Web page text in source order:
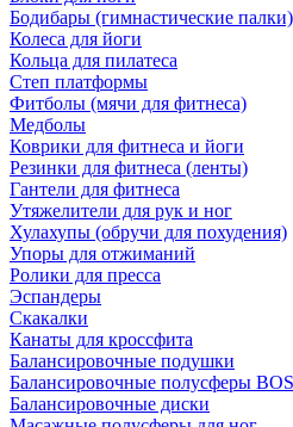
Бодибары (гимнастические палки)
Колеса для йоги
Кольца для пилатеса
Степ платформы
Фитболы (мячи для фитнеса)
Медболы
Коврики для фитнеса и йоги
Резинки для фитнеса (ленты)
Гантели для фитнеса
Утяжелители для рук и ног
Хулахупы (обручи для похудения)
Упоры для отжиманий
Ролики для пресса
Эспандеры
Скакалки
Канаты для кроссфита
Балансировочные подушки
Балансировочные полусферы
Балансировочные диски